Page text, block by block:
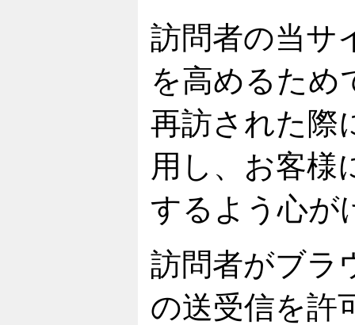
訪問者の当サ
を高めるため
再訪された際
用し、お客様
するよう心が
訪問者がブラ
の送受信を許